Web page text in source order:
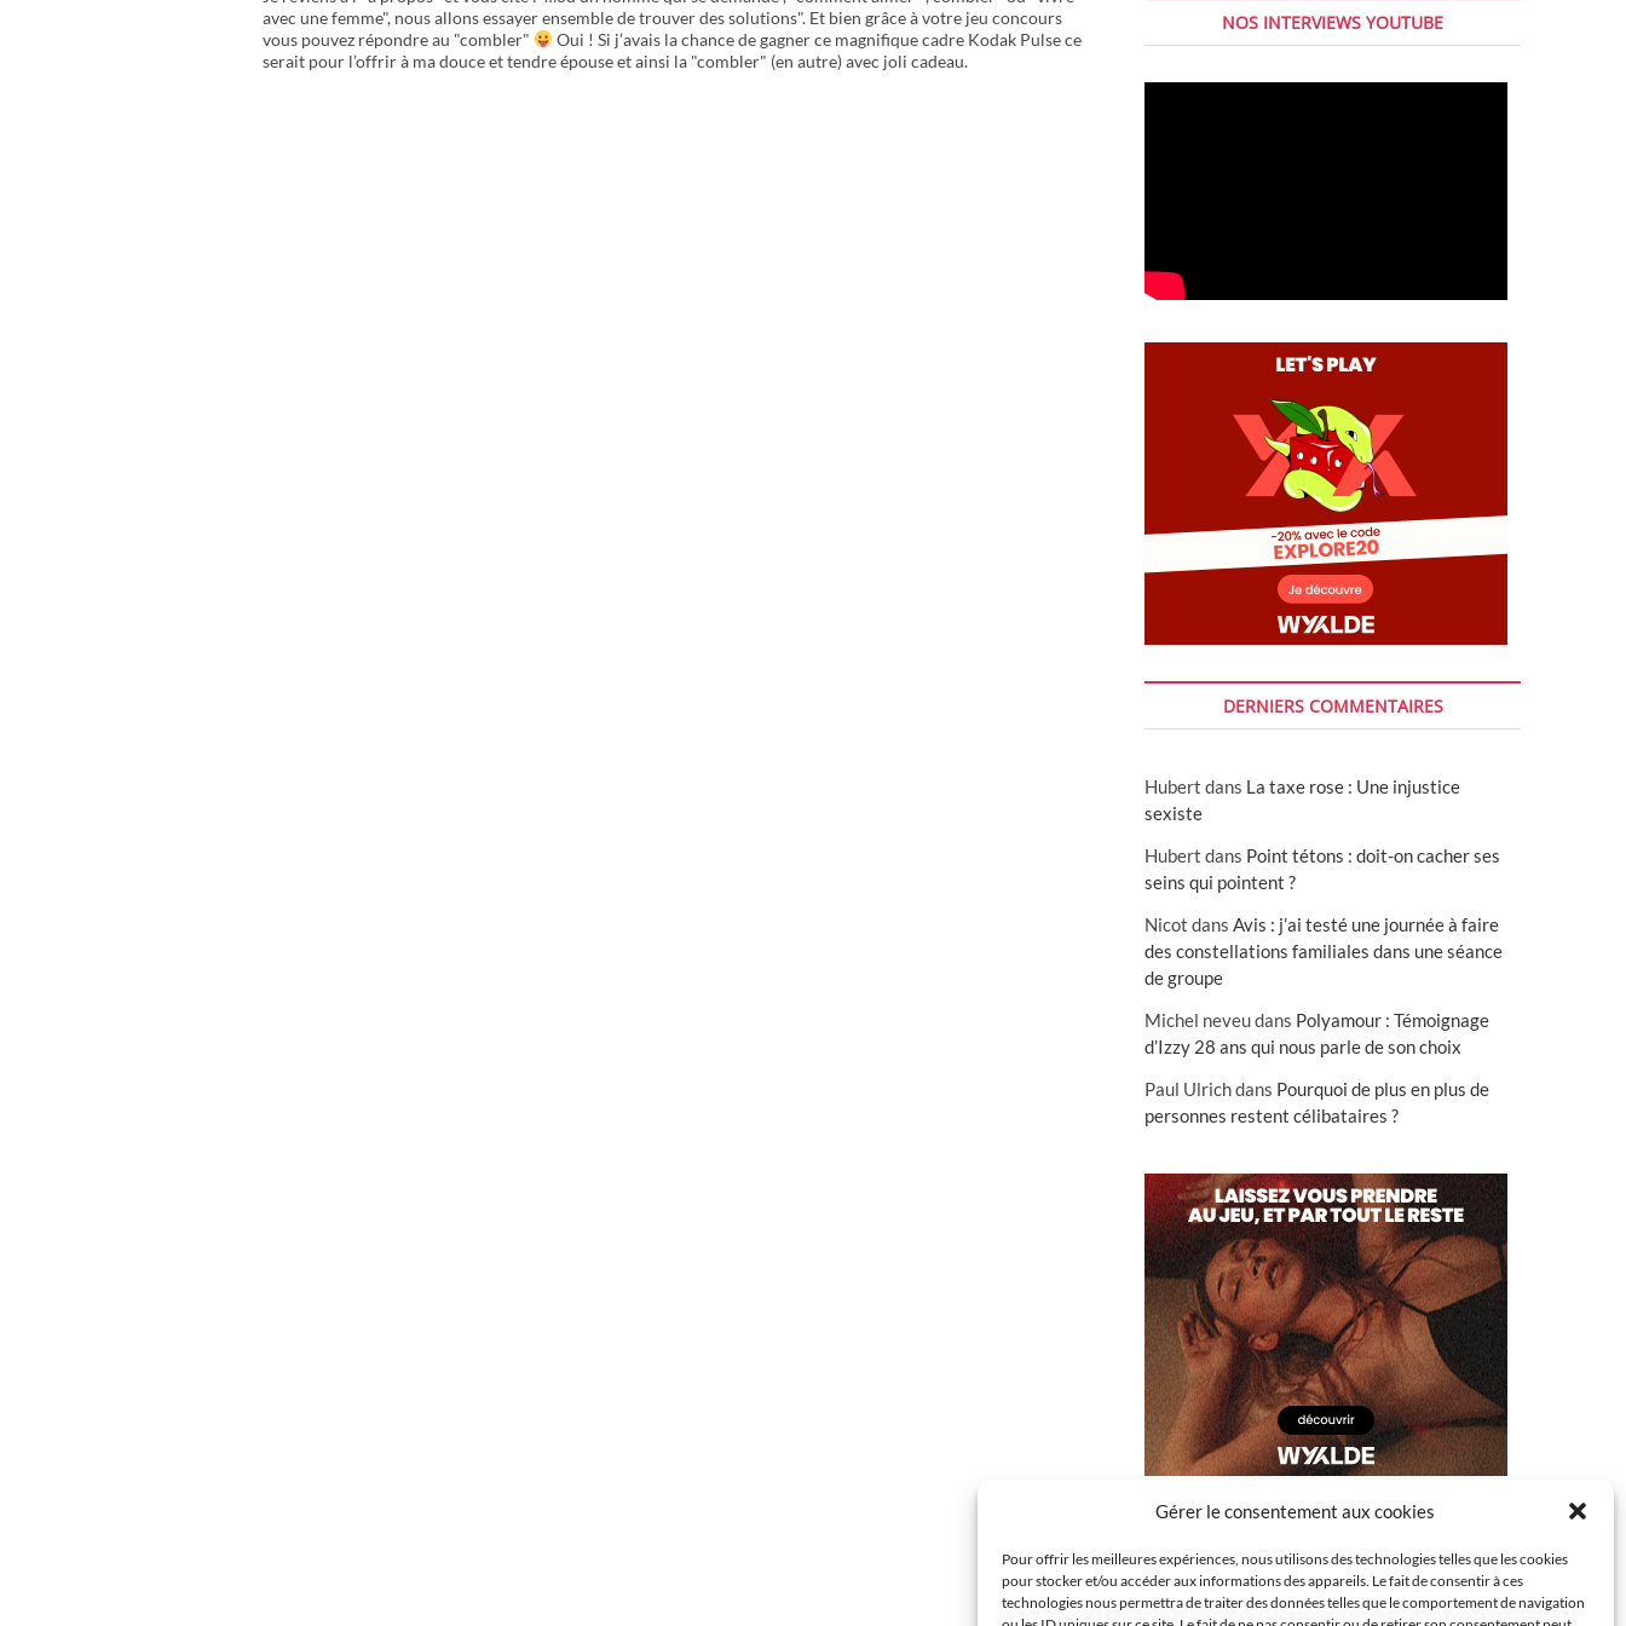
Gérer le consentement aux cookies
Pour offrir les meilleures expériences, nous utilisons des technologies telles que les cookies
pour stocker et/ou accéder aux informations des appareils. Le fait de consentir à ces
technologies nous permettra de traiter des données telles que le comportement de navigation
avec une femme", nous allons essayer ensemble de trouver des solutions". Et bien grâce à votre jeu concours
vous pouvez répondre au "combler"
Oui ! Si j’avais la chance de gagner ce magnifique cadre Kodak Pulse ce
serait pour l’offrir à ma douce et tendre épouse et ainsi la "combler" (en autre) avec joli cadeau.
NOS INTERVIEWS YOUTUBE
DERNIERS COMMENTAIRES
Hubert dans La taxe rose : Une injustice
sexiste
Hubert dans Point tétons : doit-on cacher ses
seins qui pointent ?
Nicot dans Avis : j’ai testé une journée à faire
des constellations familiales dans une séance
de groupe
Michel neveudans Polyamour : Témoignage
d’Izzy 28 ans qui nous parle de son choix
Paul Ulrichdans Pourquoi de plus en plus de
personnes restent célibataires ?